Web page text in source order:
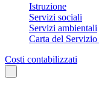
Istruzione
Servizi sociali
Servizi ambientali
Carta del
Costi contabilizzati